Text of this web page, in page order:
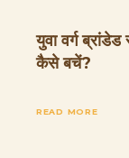
युवा वर्ग
कैसे बचें?
READ MORE